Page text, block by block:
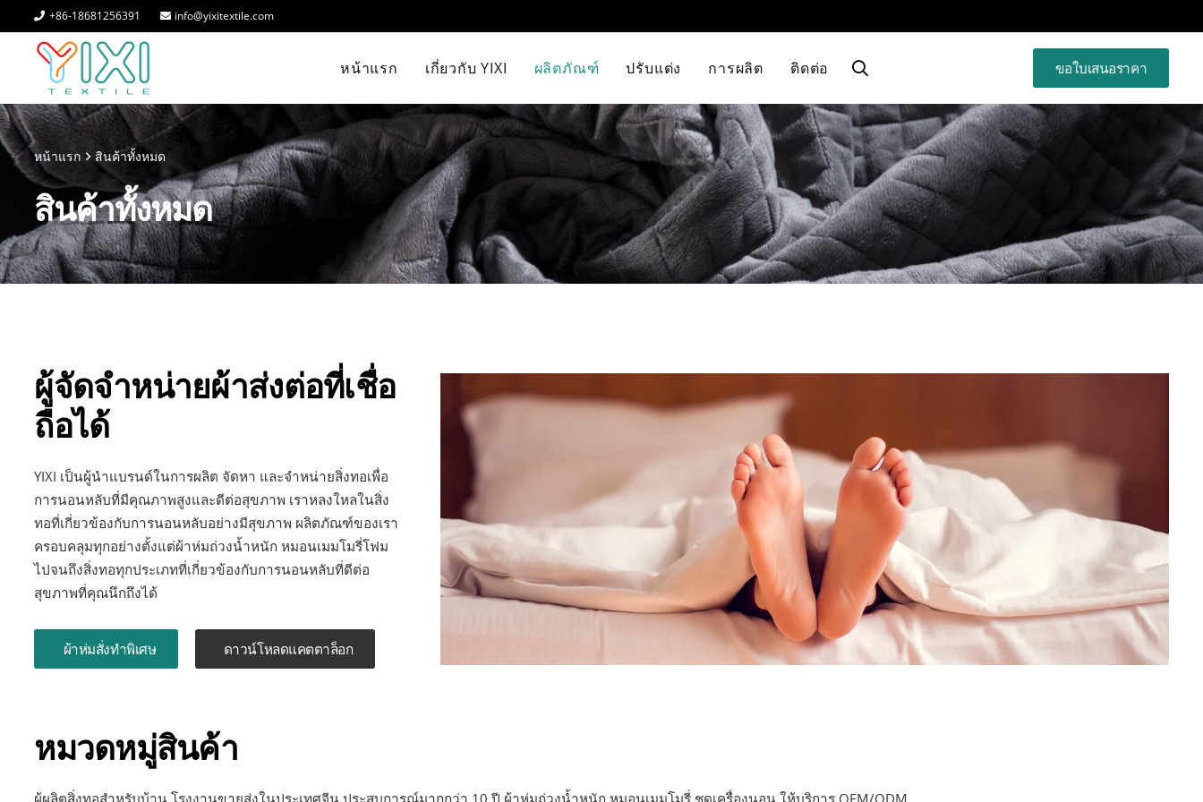
+86-18681256391 info@yixitextile.com
หน้าแรก เกี่ยวกับ YIXI ผลิตภัณฑ์ ปรับแต่ง การผลิต ติดต่อ ขอใบเสนอราคา
หน้าแรก สินค้าทั้งหมด
สินค้าทั้งหมด
ผู้จัดจำหน่ายผ้าส่งต่อที่เชื่อ
ถือได้
YIXI เป็นผู้นำแบรนด์ในการผลิต จัดหา และจำหน่ายสิ่งทอเพื่อ
การนอนหลับที่มีคุณภาพสูงและดีต่อสุขภาพ เราหลงใหลในสิ่ง
ทอที่เกี่ยวข้องกับการนอนหลับอย่างมีสุขภาพ ผลิตภัณฑ์ของเรา
ครอบคลุมทุกอย่างตั้งแต่ผ้าห่มถ่วงน้ำหนัก หมอนเมมโมรี่โฟม
ไปจนถึงสิ่งทอทุกประเภทที่เกี่ยวข้องกับการนอนหลับที่ดีต่อ
สุขภาพที่คุณนึกถึงได้
ผ้าห่มสั่งทำพิเศษ ดาวน์โหลดแคตตาล็อก
หมวดหมู่สินค้า